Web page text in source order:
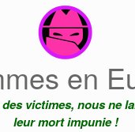
en
victimes, nous ne
leur mort impunie !